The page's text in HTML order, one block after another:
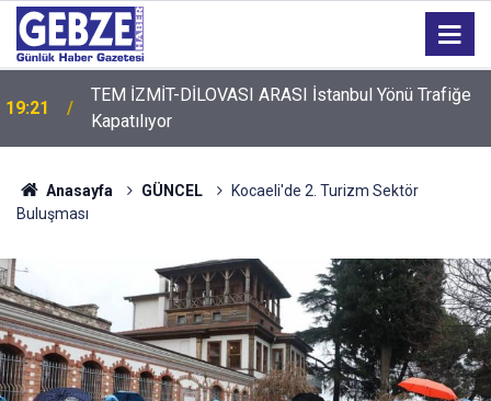
19:21
TEM İZMİT-DİLOVASI ARASI İstanbul Yönü Trafiğe
Kapatılıyor
Anasayfa GÜNCEL
Kocaeli'de 2. Turizm Sektör
Buluşması